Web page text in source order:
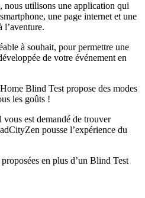
nous utilisons une application qui
une page internet et une
l’aventure.
à souhait, pour permettre une
de votre événement en
Blind Test propose des modes
les goûts !
est demandé de trouver
pousse l’expérience du
en plus d’un Blind Test